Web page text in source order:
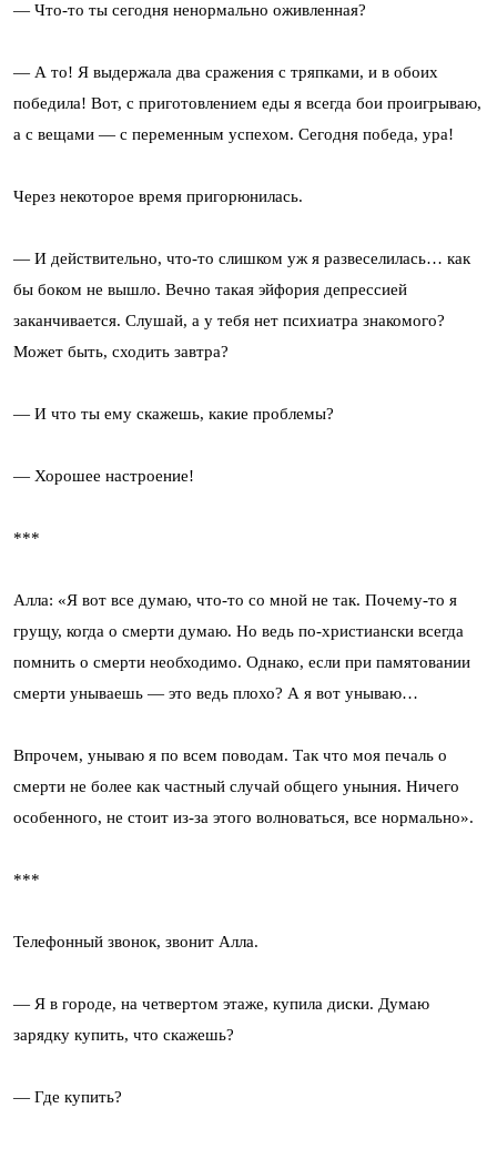
— Что-то ты сегодня ненормально оживленная?
— А то! Я выдержала два сражения с тряпками, и в обоих
победила! Вот, с приготовлением еды я всегда бои проигрываю,
а с вещами — с переменным успехом. Сегодня победа, ура!
Через некоторое время пригорюнилась.
— И действительно, что-то слишком уж я развеселилась… как
бы боком не вышло. Вечно такая эйфория депрессией
заканчивается. Слушай, а у тебя нет психиатра знакомого?
Может быть, сходить завтра?
— И что ты ему скажешь, какие проблемы?
— Хорошее настроение!
***
Алла: «Я вот все думаю, что-то со мной не так. Почему-то я
грущу, когда о смерти думаю. Но ведь по-христиански всегда
помнить о смерти необходимо. Однако, если при памятовании
смерти унываешь — это ведь плохо? А я вот унываю…
Впрочем, унываю я по всем поводам. Так что моя печаль о
смерти не более как частный случай общего уныния. Ничего
особенного, не стоит из-за этого волноваться, все нормально».
***
Телефонный звонок, звонит Алла.
— Я в городе, на четвертом этаже, купила диски. Думаю
зарядку купить, что скажешь?
— Где купить?